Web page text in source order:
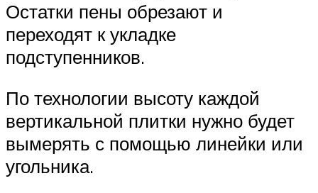
Остатки пены обрезают и
переходят к укладке
подступенников.
По технологии высоту каждой
вертикальной плитки нужно будет
вымерять с помощью линейки или
угольника.